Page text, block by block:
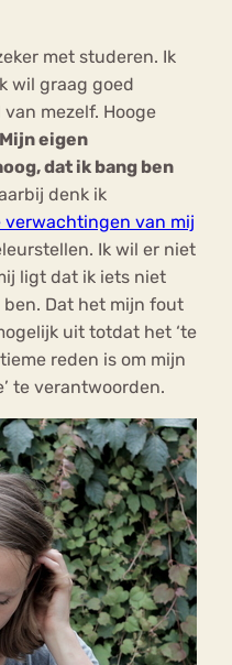
met studeren. Ik
wil graag goed
mezelf. Hooge
Mijn eigen
dat ik bang ben
denk ik
verwachtingen van mij
Ik wil er niet
ligt dat ik iets niet
ben. Dat het mijn fout
uit totdat het ‘te
reden is om mijn
te verantwoorden.